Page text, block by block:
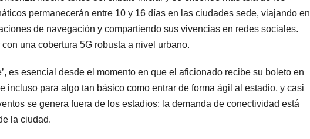
permanecerán entre 10 y 16 días en las ciudades sede, viajando en
de navegación y compartiendo sus vivencias en redes sociales.
una cobertura 5G robusta a nivel urbano.
es esencial desde el momento en que el aficionado recibe su boleto en
incluso para algo tan básico como entrar de forma ágil al estadio, y casi
se genera fuera de los estadios: la demanda de conectividad está
la ciudad.